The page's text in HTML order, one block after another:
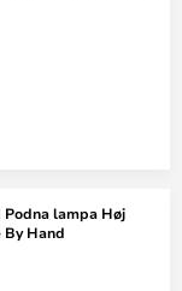
lampa Høj
By Hand